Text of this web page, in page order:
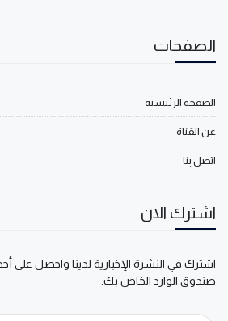
الصفحات
الصفحة الرئيسية
عن القناة
اتصل بنا
اشترك الان
اشترك في النشرة الإخبارية لدينا واحصل على
صندوق الوارد الخاص بك.